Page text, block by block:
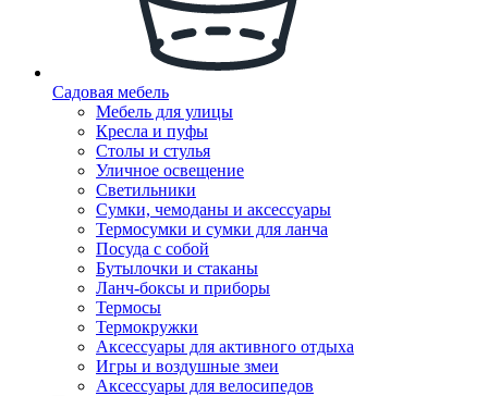
Садовая мебель
Мебель для улицы
Кресла и пуфы
Столы и стулья
Уличное освещение
Светильники
Сумки, чемоданы и аксессуары
Термосумки и сумки для ланча
Посуда с собой
Бутылочки и стаканы
Ланч-боксы и приборы
Термосы
Термокружки
Аксессуары для активного отдыха
Игры и воздушные змеи
Аксессуары для велосипедов